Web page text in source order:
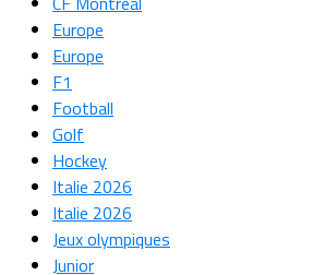
Europe
Europe
F1
Football
Golf
Hockey
Italie 2026
Italie 2026
Jeux olympiques
Junior